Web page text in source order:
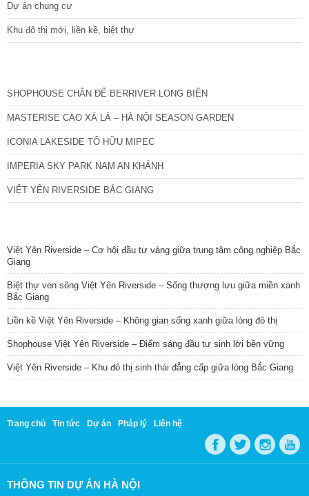
Dự án chung cư
Khu đô thị mới, liền kề, biệt thự
SHOPHOUSE CHÂN ĐẾ BERRIVER LONG BIÊN
MASTERISE CAO XÀ LÁ – HÀ NỘI SEASON GARDEN
ICONIA LAKESIDE TỐ HỮU MIPEC
IMPERIA SKY PARK NAM AN KHÁNH
VIỆT YÊN RIVERSIDE BẮC GIANG
Việt Yên Riverside – Cơ hội đầu tư vàng giữa trung tâm công nghiệp Bắc
Giang
Biệt thự ven sông Việt Yên Riverside – Sống thượng lưu giữa miền xanh
Bắc Giang
Liền kề Việt Yên Riverside – Không gian sống xanh giữa lòng đô thị
Shophouse Việt Yên Riverside – Điểm sáng đầu tư sinh lời bền vững
Việt Yên Riverside – Khu đô thị sinh thái đẳng cấp giữa lòng Bắc Giang
Trang chủ Tin tức Dự án Pháp lý Liên hệ
THÔNG TIN DỰ ÁN HÀ NỘI